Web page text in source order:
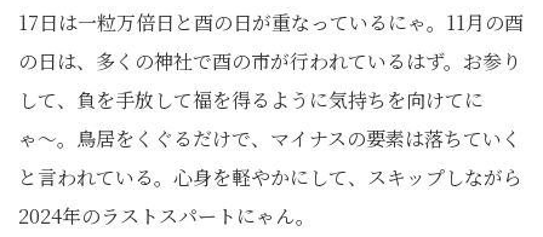
17日は一粒万倍日と酉の日が重なっているにゃ。11月の酉
の日は、多くの神社で酉の市が行われているはず。お参り
して、負を手放して福を得るように気持ちを向けてに
ゃ〜。鳥居をくぐるだけで、マイナスの要素は落ちていく
と言われている。心身を軽やかにして、スキップしながら
2024年のラストスパートにゃん。